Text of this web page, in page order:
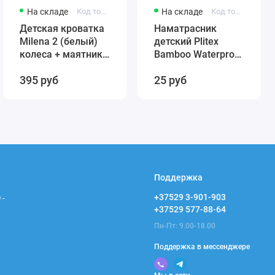
На складе Код товара: 431384246-12321
Детская кроватка
Milena 2 (белый)
колеса + маятник
быстросъемная
395 руб
На складе Код товара: 4811599005859
Наматрасник
детский Plitex
Bamboo Waterproof
арт. НН-02.1
25 руб
-
Поддержка
+37529 3-901-903
+37529 577-88-64
Пн-Пт: 9.00-18.00
Поддержка в мессенджере